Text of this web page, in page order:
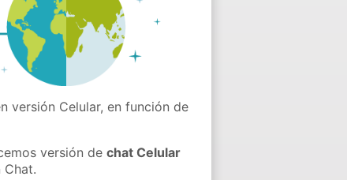
versión Celular, en función de
versión dechat Celular
Chat.